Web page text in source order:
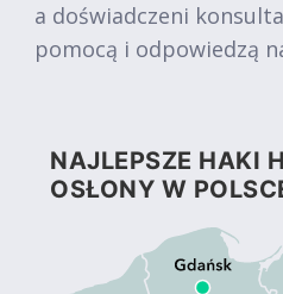
a doświadczeni
pomocą i odpowiedzą
NAJLEPSZE HAKI
OSŁONY W